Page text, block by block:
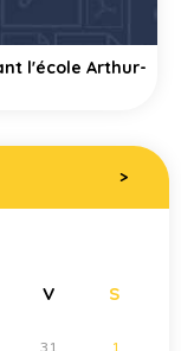
l'école Arthur-
>
V S